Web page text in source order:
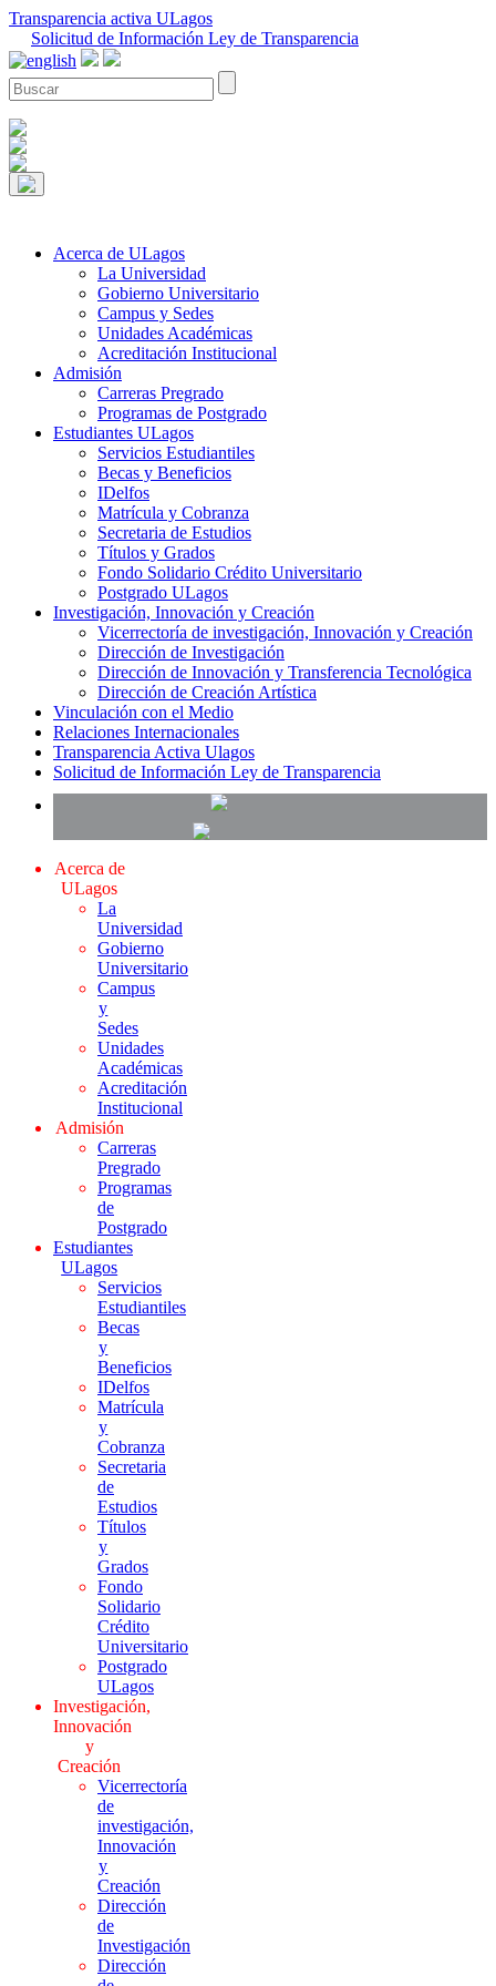
Transparencia activa ULagos
Solicitud de Información Ley de Transparencia
Acerca de ULagos
La Universidad
Gobierno Universitario
Campus y Sedes
Unidades Académicas
Acreditación Institucional
Admisión
Carreras Pregrado
Programas de Postgrado
Estudiantes ULagos
Servicios Estudiantiles
Becas y Beneficios
IDelfos
Matrícula y Cobranza
Secretaria de Estudios
Títulos y Grados
Fondo Solidario Crédito Universitario
Postgrado ULagos
Investigación, Innovación y Creación
Vicerrectoría de investigación, Innovación y Creación
Dirección de Investigación
Dirección de Innovación y Transferencia Tecnológica
Dirección de Creación Artística
Vinculación con el Medio
Relaciones Internacionales
Transparencia Activa Ulagos
Solicitud de Información Ley de Transparencia
Acerca de
ULagos
La
Universidad
Gobierno
Universitario
Campus
y
Sedes
Unidades
Académicas
Acreditación
Institucional
Admisión
Carreras
Pregrado
Programas
de
Postgrado
Estudiantes
ULagos
Servicios
Estudiantiles
Becas
y
Beneficios
IDelfos
Matrícula
y
Cobranza
Secretaria
de
Estudios
Títulos
y
Grados
Fondo
Solidario
Crédito
Universitario
Postgrado
ULagos
Investigación,
Innovación
y
Creación
Vicerrectoría
de
investigación,
Innovación
y
Creación
Dirección
de
Investigación
Dirección